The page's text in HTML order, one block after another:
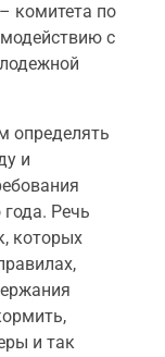
комитета по
с
определять
и
Речь
которых
и так